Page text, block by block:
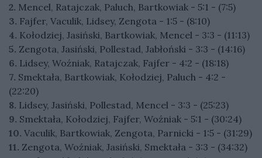
2. Mencel, Ratajczak, Paluch, Bartkowiak - 5:1 - (7:5)
3. Fajfer, Vaculik, Lidsey, Zengota - 1:5 - (8:10)
4. Kołodziej, Jasiński, Bartkowiak, Mencel - 3:3 - (11:13)
5. Zengota, Jasiński, Pollestad, Jabłoński - 3:3 - (14:16)
6. Lidsey, Woźniak, Ratajczak, Fajfer - 4:2 - (18:18)
7. Smektała, Bartkowiak, Kołodziej, Paluch - 4:2 -
(22:20)
8. Lidsey, Jasiński, Pollestad, Mencel - 3:3 - (25:23)
9. Smektała, Kołodziej, Fajfer, Woźniak - 5:1 - (30:24)
10. Vaculik, Bartkowiak, Zengota, Parnicki - 1:5 - (31:29)
11. Zengota, Woźniak, Jasiński, Smektała - 3:3 - (34:32)